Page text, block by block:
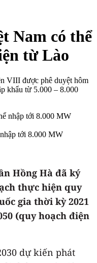
Nam có thể
từ Lào
VIII được phê duyệt hôm
khẩu từ 5.000 – 8.000
tới 8.000 MW
Hồng Hà đã ký
thực hiện quy
gia thời kỳ 2021
(quy hoạch điện
dự kiến phát